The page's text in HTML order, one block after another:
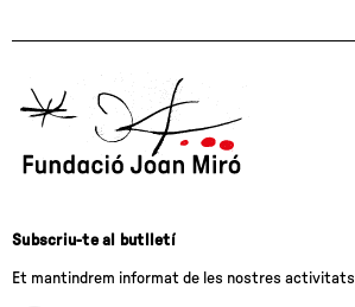
Subscriu-te al butlletí
Et mantindrem informat de les nostres activitats